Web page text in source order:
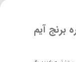
برنج آیم